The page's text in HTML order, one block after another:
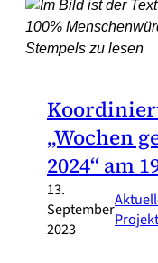
„Wochen
2024“ am
13.
September
2023